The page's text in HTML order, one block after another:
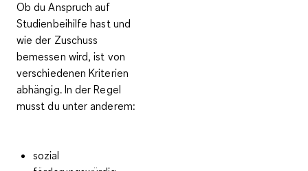
Ob duAnspruch auf
Studienbeihilfe hast und
wie der Zuschuss
bemessen wird, ist von
verschiedenen Kriterien
abhängig. In der Regel
musst du unter anderem:
sozial